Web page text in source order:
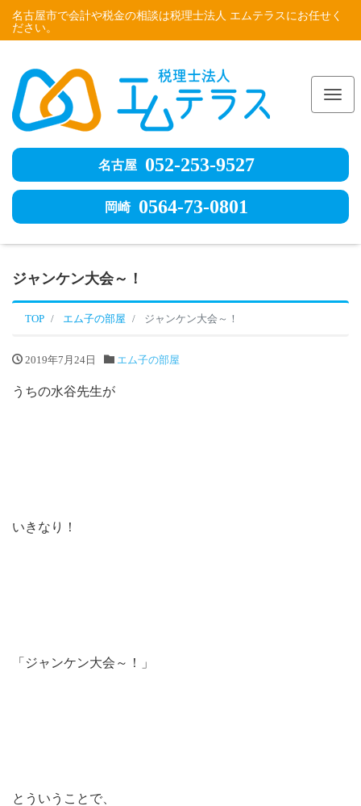
名古屋市で会計や税金の相談は税理士法人 エムテラスにお任せく
ださい。
名古屋 052-253-9527
岡崎 0564-73-0801
ジャンケン大会～！
TOP エム子の部屋 ジャンケン大会～！
2019年7月24日 エム子の部屋
うちの水谷先生が
いきなり！
「ジャンケン大会～！」
とういうことで、